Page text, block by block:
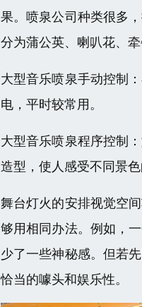
果。喷泉公司种类很多
分为蒲公英、喇叭花、
大型音乐喷泉手动控制
电，平时较常用。
大型音乐喷泉程序控制
造型，使人感受不同景色
舞台灯火的安排视觉空
够用相同办法。例如，
少了一些神秘感。但若
恰当的噱头和娱乐性。